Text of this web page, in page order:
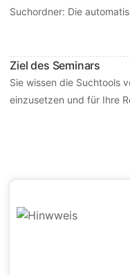
Suchordner: Die
Ziel des Seminars
Sie wissen die Suchtools
einzusetzen und für Ihre